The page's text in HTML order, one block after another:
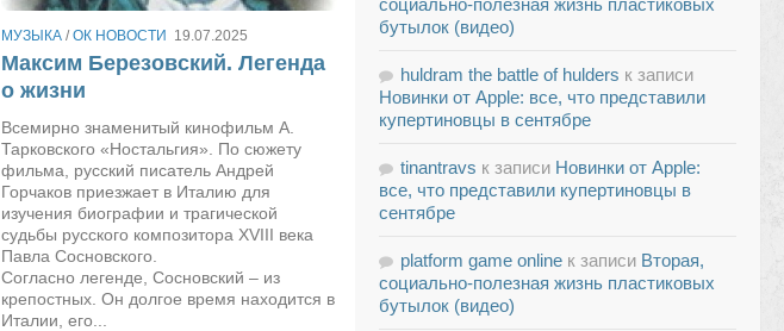
МУЗЫКА /ОК НОВОСТИ 19.07.2025
Максим Березовский. Легенда
о жизни
Всемирно знаменитый кинофильм А.
Тарковского «Ностальгия». По сюжету
фильма, русский писатель Андрей
Горчаков приезжает в Италию для
изучения биографии и трагической
судьбы русского композитора XVIII века
Павла Сосновского.
Согласно легенде, Сосновский – из
крепостных. Он долгое время находится в
Италии, его...
социально-полезная жизнь пластиковых
бутылок (видео)
huldram the battle of hulders к записи
Новинки от Apple: все, что представили
купертиновцы в сентябре
tinantravs к записи Новинки от Apple:
все, что представили купертиновцы в
сентябре
platform game online к записи Вторая,
социально-полезная жизнь пластиковых
бутылок (видео)